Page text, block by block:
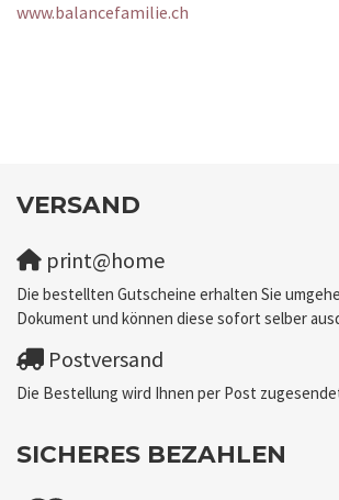
www.balancefamilie.ch
VERSAND
print@home
Die bestellten Gutscheine erhalten Sie
Dokument und können diese sofort selber
Postversand
Die Bestellung wird Ihnen per Post
SICHERES BEZAHLEN